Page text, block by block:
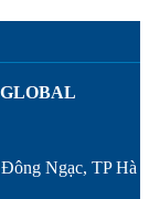
Ngạc, TP Hà